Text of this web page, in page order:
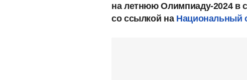
на летнюю Олимпиаду-2024 в
со ссылкой на Национальный